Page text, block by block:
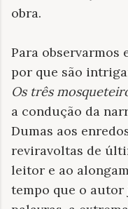
obra.
Para observarmos
por que são
Os três
a condução da
Dumas aos
reviravoltas de
leitor e ao
tempo que o